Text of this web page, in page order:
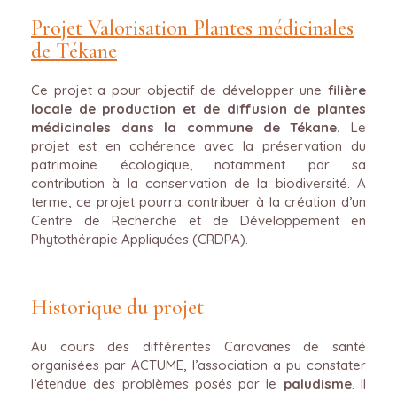
Projet Valorisation Plantes médicinales
de Tékane
Ce projet a pour objectif de développer une filière
locale de production et de diffusion de plantes
médicinales dans la commune de Tékane. Le
projet est en cohérence avec la préservation du
patrimoine écologique, notamment par sa
contribution à la conservation de la biodiversité. A
terme, ce projet pourra contribuer à la création d’un
Centre de Recherche et de Développement en
Phytothérapie Appliquées (CRDPA).
Historique du projet
Au cours des différentes Caravanes de santé
organisées par ACTUME, l’association a pu constater
l’étendue des problèmes posés par le paludisme. Il